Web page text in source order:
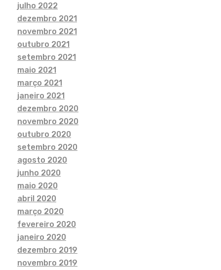
julho 2022
dezembro 2021
novembro 2021
outubro 2021
setembro 2021
maio 2021
março 2021
janeiro 2021
dezembro 2020
novembro 2020
outubro 2020
setembro 2020
agosto 2020
junho 2020
maio 2020
abril 2020
março 2020
fevereiro 2020
janeiro 2020
dezembro 2019
novembro 2019